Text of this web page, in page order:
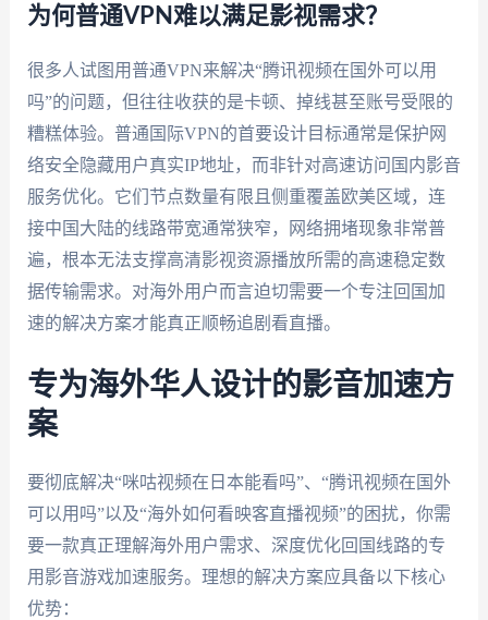
为何普通VPN难以满足影视需求？
很多人试图用普通VPN来解决“腾讯视频在国外可以用
吗”的问题，但往往收获的是卡顿、掉线甚至账号受限的
糟糕体验。普通国际VPN的首要设计目标通常是保护网
络安全隐藏用户真实IP地址，而非针对高速访问国内影音
服务优化。它们节点数量有限且侧重覆盖欧美区域，连
接中国大陆的线路带宽通常狭窄，网络拥堵现象非常普
遍，根本无法支撑高清影视资源播放所需的高速稳定数
据传输需求。对海外用户而言迫切需要一个专注回国加
速的解决方案才能真正顺畅追剧看直播。
专为海外华人设计的影音加速方
案
要彻底解决“咪咕视频在日本能看吗”、“腾讯视频在国外
可以用吗”以及“海外如何看映客直播视频”的困扰，你需
要一款真正理解海外用户需求、深度优化回国线路的专
用影音游戏加速服务。理想的解决方案应具备以下核心
优势：